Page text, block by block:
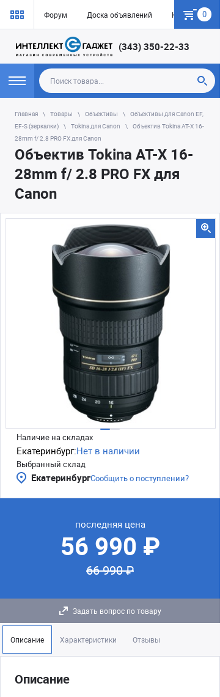
Форум Доска объявлений Как купить
0
(343) 350-22-33
Главная Товары Объективы
Объективы для Canon EF,
EF-S (зеркалки)
Tokina для Сanon
Объектив Tokina AT-X 16-
28mm f/ 2.8 PRO FX для Canon
Объектив Tokina AT-X 16-
28mm f/ 2.8 PRO FX для
Canon
Наличие на складах
Екатеринбург:Нет в наличии
Выбранный склад
ЕкатеринбургСообщить о поступлении?
последняя цена
56 990 ₽
66 990 ₽
Задать вопрос по товару
Описание Характеристики Отзывы
Описание